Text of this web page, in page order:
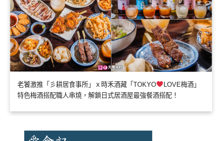
老饕激推「彡耕居食事所」ｘ時禾酒藏「TOKYO
LOVE梅酒」
特色梅酒搭配職人串燒，解鎖日式居酒屋最強餐酒搭配！